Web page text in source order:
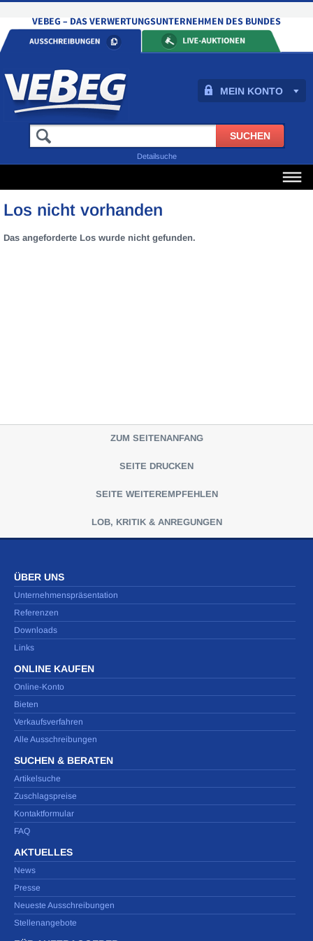
MEIN KONTO
Detailsuche
Los nicht vorhanden
Das angeforderte Los wurde nicht gefunden.
ZUM SEITENANFANG
SEITE DRUCKEN
SEITE WEITEREMPFEHLEN
LOB, KRITIK & ANREGUNGEN
ÜBER UNS
Unternehmenspräsentation
Referenzen
Downloads
Links
ONLINE KAUFEN
Online-Konto
Bieten
Verkaufsverfahren
Alle Ausschreibungen
SUCHEN & BERATEN
Artikelsuche
Zuschlagspreise
Kontaktformular
FAQ
AKTUELLES
News
Presse
Neueste Ausschreibungen
Stellenangebote